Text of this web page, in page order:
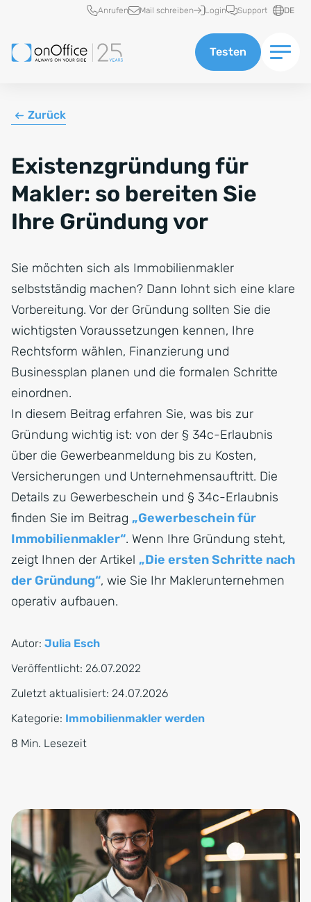
Schnellzugriff
Anrufen Mail schreiben Login Support DE
Testen
Zurück
Existenzgründung für
Makler: so bereiten Sie
Ihre Gründung vor
Sie möchten sich als Immobilienmakler
selbstständig machen? Dann lohnt sich eine klare
Vorbereitung. Vor der Gründung sollten Sie die
wichtigsten Voraussetzungen kennen, Ihre
Rechtsform wählen, Finanzierung und
Businessplan planen und die formalen Schritte
einordnen.
In diesem Beitrag erfahren Sie, was bis zur
Gründung wichtig ist: von der § 34c-Erlaubnis
über die Gewerbeanmeldung bis zu Kosten,
Versicherungen und Unternehmensauftritt. Die
Details zu Gewerbeschein und § 34c-Erlaubnis
finden Sie im Beitrag „Gewerbeschein für
Immobilienmakler“. Wenn Ihre Gründung steht,
zeigt Ihnen der Artikel „Die ersten Schritte nach
der Gründung“, wie Sie Ihr Maklerunternehmen
operativ aufbauen.
Autor: Julia Esch
Veröffentlicht: 26.07.2022
Zuletzt aktualisiert: 24.07.2026
Kategorie: Immobilienmakler werden
8 Min. Lesezeit